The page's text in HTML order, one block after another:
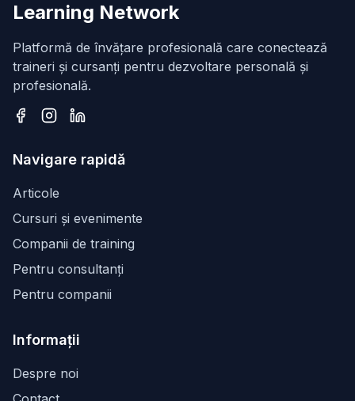
Learning Network
Platformă de învățare profesională care conectează
traineri și cursanți pentru dezvoltare personală și
profesională.
Navigare rapidă
Articole
Cursuri și evenimente
Companii de training
Pentru consultanți
Pentru companii
Informații
Despre noi